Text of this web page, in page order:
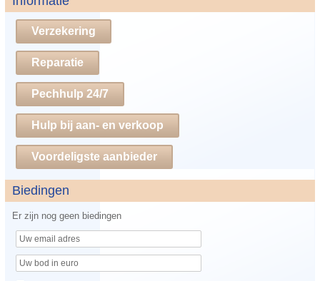
Verzekering
Reparatie
Pechhulp 24/7
Hulp bij aan- en verkoop
Voordeligste aanbieder
Biedingen
Er zijn nog geen biedingen